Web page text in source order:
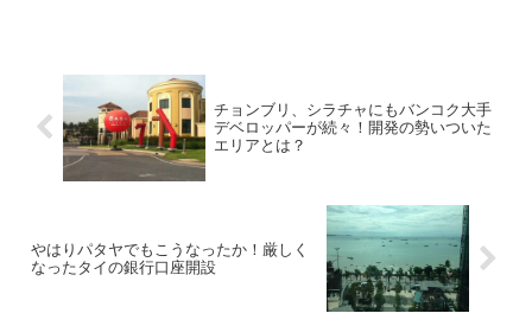
チョンブリ、シラチャにもバンコク大手
デベロッパーが続々！開発の勢いついた
エリアとは？
やはりパタヤでもこうなったか！厳しく
なったタイの銀行口座開設